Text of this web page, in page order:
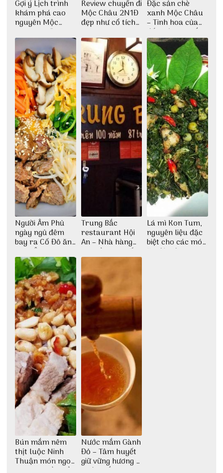
Gợi ý Lịch trình
khám phá cao
nguyên Mộc
Châu 2N1Đ cực
chi tiết
Review chuyến đi
Mộc Châu 2N1Đ
đẹp như cổ tích
Thu Hà
Đặc sản chè
xanh Mộc Châu
– Tinh hoa của
đất trời Tây Bắc
Người Âm Phủ
ngày ngủ đêm
bay ra Cố Đô ăn
Cơm Âm Phủ
Huế
Trung Bắc
restaurant Hội
An – Nhà hàng
cao lầu có thiết
kế vô cùng ấn
tượng giữa lòng
phố Hội
Lá mì Kon Tum,
nguyên liệu đặc
biệt cho các món
ăn độc đáo
Bún mắm nêm
thịt luộc Ninh
Thuận món ngon
Nước mắm Gành
Đỏ – Tâm huyết
giữ vững hương vị